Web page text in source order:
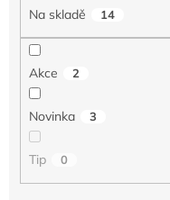
Na skladě 14
Akce 2
Novinka 3
Tip 0